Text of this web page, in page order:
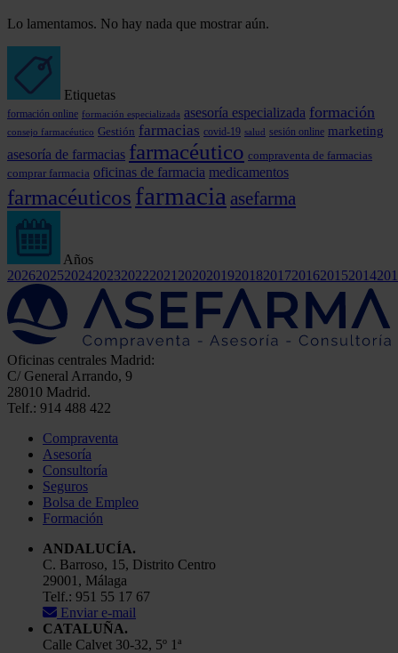
Lo lamentamos. No hay nada que mostrar aún.
Etiquetas
formación online formación especializada asesoría especializada formación
consejo farmacéutico Gestión farmacias covid-19 salud sesión online marketing
asesoría de farmacias farmacéutico compraventa de farmacias
comprar farmacia oficinas de farmacia medicamentos
farmacéuticos farmacia asefarma
Años
202620252024202320222021 2020201920182017201620152014
Oficinas centrales Madrid:
C/ General Arrando, 9
28010 Madrid.
Telf.: 914 488 422
Compraventa
Asesoría
Consultoría
Seguros
Bolsa de Empleo
Formación
ANDALUCÍA.
C. Barroso, 15, Distrito Centro
29001, Málaga
Telf.: 951 55 17 67
Enviar e-mail
CATALUÑA.
Calle Calvet 30-32, 5º 1ª